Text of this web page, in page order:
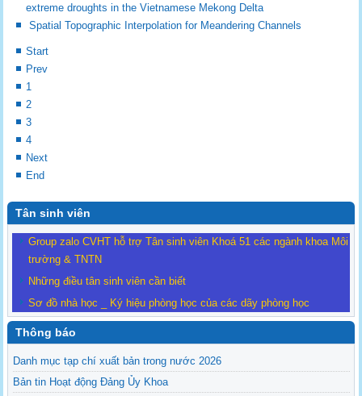
extreme droughts in the Vietnamese Mekong Delta
Spatial Topographic Interpolation for Meandering Channels
Start
Prev
1
2
3
4
Next
End
Tân sinh viên
Group zalo CVHT hỗ trợ Tân sinh viên Khoá 51 các ngành khoa Môi
trường & TNTN
Những điều tân sinh viên cần biết
Sơ đồ nhà học _ Ký hiệu phòng học của các dãy phòng học
Thông báo
Danh mục tạp chí xuất bản trong nước 2026
Bản tin Hoạt động Đảng Ủy Khoa